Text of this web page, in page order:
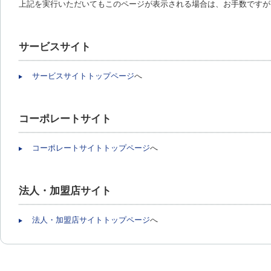
上記を実行いただいてもこのページが表示される場合は、お手数です
サービスサイト
サービスサイトトップページへ
コーポレートサイト
コーポレートサイトトップページへ
法人・加盟店サイト
法人・加盟店サイトトップページへ